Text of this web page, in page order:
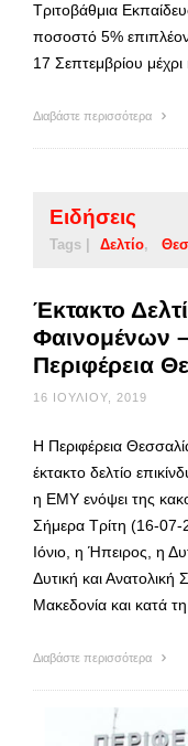
Τριτοβάθμια
ποσοστό 5%
17 Σεπτεμβρίου μέχρι
Διαβάστε περισσότερα
Ειδήσεις
Tags | Δελτίο
Έκτακτο
Φαινομένων
Περιφέρεια
16 ΙΟΥΛΊΟΥ, 2019
Η Περιφέρεια
έκτακτο δελτίο
η ΕΜΥ ενόψει της
Σήμερα Τρίτη (16-07-
Ιόνιο, η Ήπειρος, η
Δυτική και
Μακεδονία και κατά
Διαβάστε περισσότερα